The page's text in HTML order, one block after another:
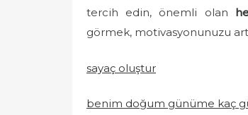
tercih edin, önemli olan
görmek, motivasyonunuzu
sayaç oluştur
benim doğum günüme kaç